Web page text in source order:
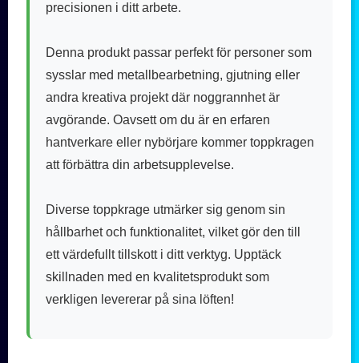
precisionen i ditt arbete.
Denna produkt passar perfekt för personer som
sysslar med metallbearbetning, gjutning eller
andra kreativa projekt där noggrannhet är
avgörande. Oavsett om du är en erfaren
hantverkare eller nybörjare kommer toppkragen
att förbättra din arbetsupplevelse.
Diverse toppkrage utmärker sig genom sin
hållbarhet och funktionalitet, vilket gör den till
ett värdefullt tillskott i ditt verktyg. Upptäck
skillnaden med en kvalitetsprodukt som
verkligen levererar på sina löften!